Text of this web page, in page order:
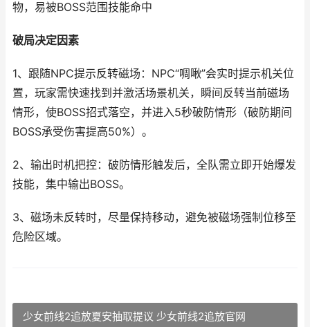
物，易被BOSS范围技能命中
破局决定因素
1、跟随NPC提示反转磁场：NPC“啁啾”会实时提示机关位
置，玩家需快速找到并激活场景机关，瞬间反转当前磁场
情形，使BOSS招式落空，并进入5秒破防情形（破防期间
BOSS承受伤害提高50%）。
2、输出时机把控：破防情形触发后，全队需立即开始爆发
技能，集中输出BOSS。
3、磁场未反转时，尽量保持移动，避免被磁场强制位移至
危险区域。
少女前线2追放夏安抽取提议 少女前线2追放官网